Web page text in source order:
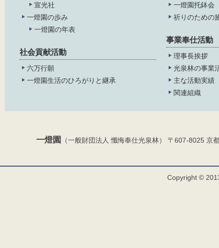
宣光社
一燈園の歩み
一燈園の年表
社会貢献活動
六万行願
一燈園生活のひろがりと継承
一燈園托鉢会
祈りのための
事業奉仕活動
理事長挨拶
光泉林の事業
主な活動実績
関連組織
一燈園 （一般財団法人 懺悔奉仕光泉林） 〒607-8025
Copyright ©